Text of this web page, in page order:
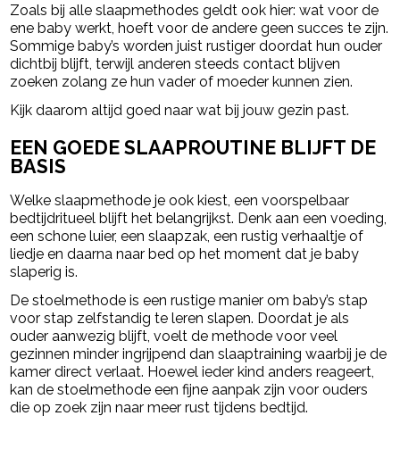
Zoals bij alle slaapmethodes geldt ook hier: wat voor de
ene baby werkt, hoeft voor de andere geen succes te zijn.
Sommige baby’s worden juist rustiger doordat hun ouder
dichtbij blijft, terwijl anderen steeds contact blijven
zoeken zolang ze hun vader of moeder kunnen zien.
Kijk daarom altijd goed naar wat bij jouw gezin past.
EEN GOEDE SLAAPROUTINE BLIJFT DE
BASIS
Welke slaapmethode je ook kiest, een voorspelbaar
bedtijdritueel blijft het belangrijkst. Denk aan een voeding,
een schone luier, een slaapzak, een rustig verhaaltje of
liedje en daarna naar bed op het moment dat je baby
slaperig is.
De stoelmethode is een rustige manier om baby’s stap
voor stap zelfstandig te leren slapen. Doordat je als
ouder aanwezig blijft, voelt de methode voor veel
gezinnen minder ingrijpend dan slaaptraining waarbij je de
kamer direct verlaat. Hoewel ieder kind anders reageert,
kan de stoelmethode een fijne aanpak zijn voor ouders
die op zoek zijn naar meer rust tijdens bedtijd.